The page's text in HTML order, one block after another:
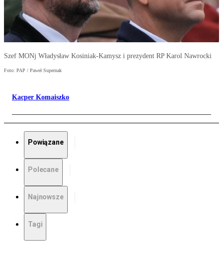
Szef MONj Władysław Kosiniak-Kamysz i prezydent RP Karol Nawrocki
Foto: PAP / Paweł Supernak
Kacper Komaiszko
Powiązane
Polecane
Najnowsze
Tagi